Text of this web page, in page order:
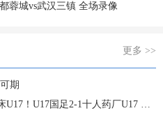
蓉城vs武汉三镇 全场录像
更多 >>
期
足2-1十人药厂U17 赵松源登场1分钟传射